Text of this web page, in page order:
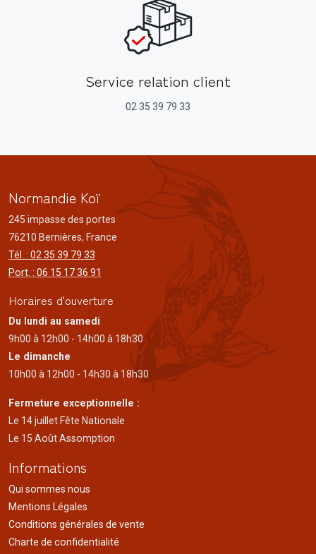
Service relation client
02 35 39 79 33
Normandie Koï
245 impasse des portes
76210 Bernières, France
Tél. : 02 35 39 79 33
Port. : 06 15 17 36 91
Horaires d'ouverture
Du lundi au samedi
9h00 à 12h00 - 14h00 à 18h30
Le dimanche
10h00 à 12h00 - 14h30 à 18h30
Fermeture exceptionnelle :
Le 14 juillet Fête Nationale
Le 15 Août Assomption
Informations
Qui sommes nous
Mentions Légales
Conditions générales de vente
Charte de confidentialité